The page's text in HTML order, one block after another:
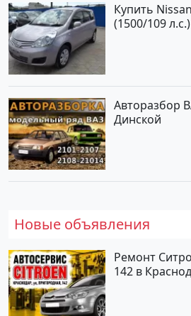
Купить
(1500/109
Авторазбор
Динской
Новые объявления
Ремонт
142 в